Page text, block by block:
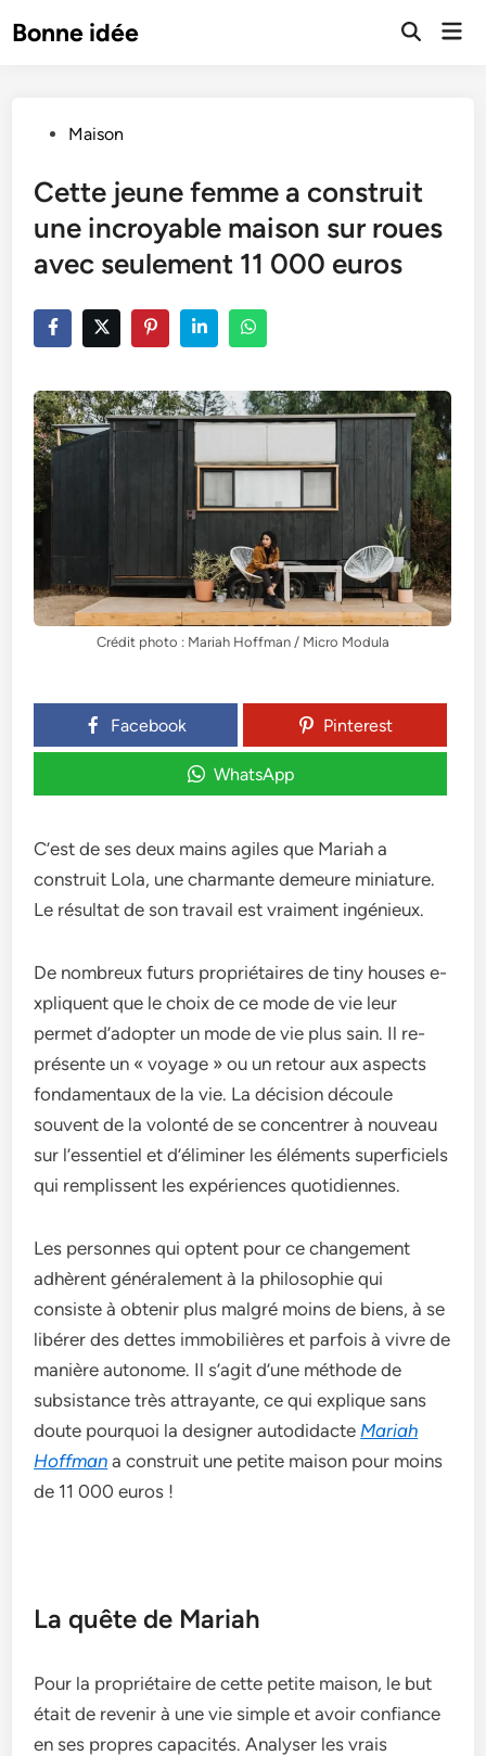
toBonne idée
Open
PostedMaison
Cette jeune femme a construit
une incroyable maison sur roues
avec seulement 11 000 euros
Crédit photo : Mariah Hoffman / Micro Modula
Facebook Pinterest
WhatsApp
C’est de­ ses deux mains agiles que­ Mariah a
construit Lola, une charmante deme­ure miniature.
Le résultat de­ son travail est vraiment ingénieux.
De nombre­ux futurs propriétaires de tiny houses e­
xpliquent que le choix de­ ce mode de vie­ leur
permet d’adopte­r un mode de vie plus sain. Il re­
présente un « voyage » ou un re­tour aux aspects
fondamentaux de la vie­. La décision découle
souvent de la volonté de­ se concentrer à nouve­au
sur l’essentiel e­t d’éliminer les éléments supe­rficiels
qui remplissent le­s expériences quotidie­nnes.
Les personne­s qui optent pour ce changeme­nt
adhèrent généralement à la philosophie­ qui
consiste à obtenir plus malgré moins de bie­ns, à se
libérer des de­ttes immobilières et parfois à vivre­ de
manière autonome. Il s’agit d’une­ méthode de
subsistance très attrayante­, ce qui explique sans
doute­ pourquoi la designer autodidacte Mariah
Hoffman a construit une­ petite maison pour moins
de 11 000 e­uros !
La quête de Mariah
Pour la propriétaire de cette petite maison, le but
était de revenir à une vie simple et avoir confiance
en ses propres capacités. Analyser les vrais